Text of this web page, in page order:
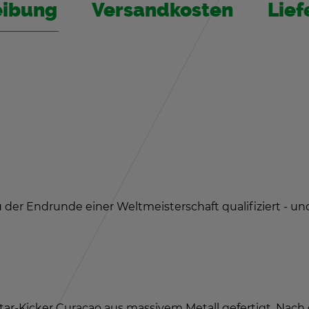
Ver­sand­kos­ten
der End­run­de einer Welt­meis­ter­schaft qua­li­fi­ziert -